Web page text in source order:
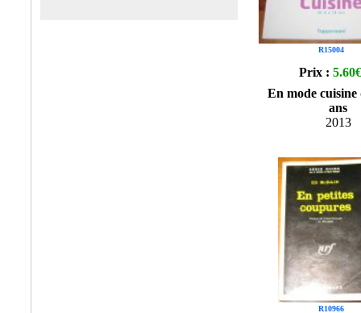
R15004
Prix : 5.60€
En mode cuisine
ans
2013
R10966